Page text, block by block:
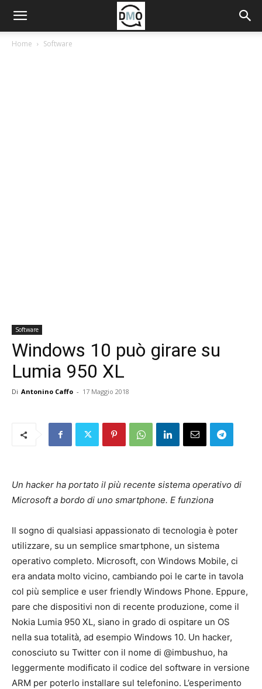
Home Software
Software
Windows 10 può girare su
Lumia 950 XL
Di Antonino Caffo - 17 Maggio 2018
Un hacker ha portato il più recente sistema operativo di
Microsoft a bordo di uno smartphone. E funziona
Il sogno di qualsiasi appassionato di tecnologia è poter
utilizzare, su un semplice smartphone, un sistema
operativo completo. Microsoft, con Windows Mobile, ci
era andata molto vicino, cambiando poi le carte in tavola
col più semplice e user friendly Windows Phone. Eppure,
pare che dispositivi non di recente produzione, come il
Nokia Lumia 950 XL, siano in grado di ospitare un OS
nella sua totalità, ad esempio Windows 10. Un hacker,
conosciuto su Twitter con il nome di @imbushuo, ha
leggermente modificato il codice del software in versione
ARM per poterlo installare sul telefonino. L’esperimento